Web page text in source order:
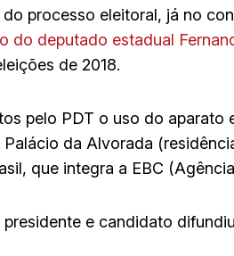
processo eleitoral, já no
do deputado estadual
de 2018.
pelo PDT o uso do aparato
da Alvorada
que integra a EBC
e candidato